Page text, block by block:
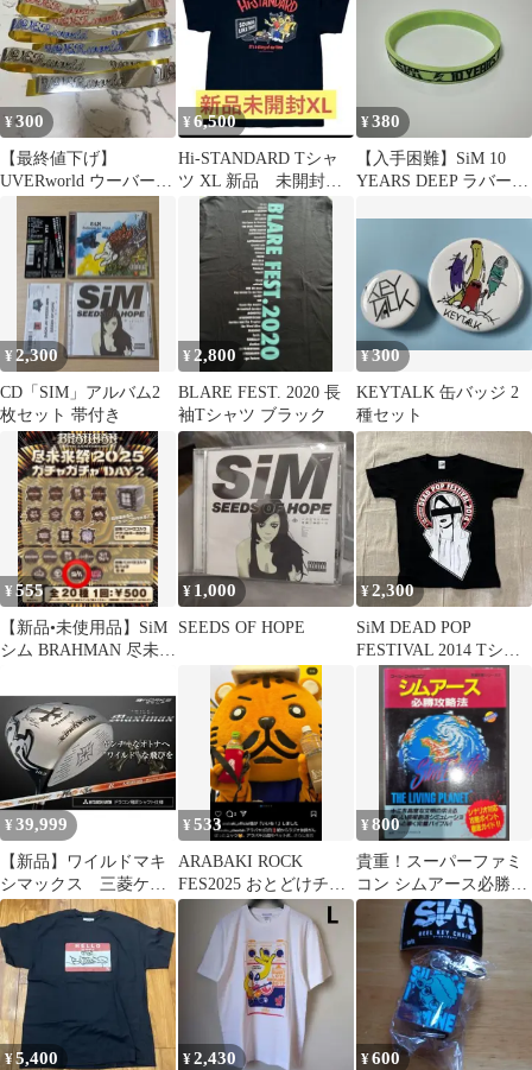
¥300
【最終値下げ】
UVERworld ウーバーワ
¥6,500
Hi-STANDARD Tシャ
ツ XL 新品 未開封
ハイスタ FAT
¥380
【入手困難】SiM 10
YEARS DEEP ラバーバ
¥2,300
CD「SIM」アルバム2
枚セット 帯付き
¥2,800
BLARE FEST. 2020 長
袖Tシャツ ブラック
¥300
KEYTALK 缶バッジ 2
種セット
¥555
【新品•未使用品】SiM
シム BRAHMAN 尽未来
¥ 1,000
SEEDS OF HOPE
¥2,300
SiM DEAD POP
FESTIVAL 2014 Tシャ
¥ 39,999
【新品】ワイルドマキ
シマックス 三菱ケミ
カル製 ドラコン飛匠シ
ャフト仕様
¥533
ARABAKI ROCK
FES2025 おとどけチー
タくん ボトルホルダー
¥800
貴重！スーパーファミ
コン シムアース必勝攻
略法 双葉社
¥5,400 ¥2,430 ¥600